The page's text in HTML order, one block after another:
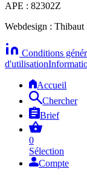
APE : 82302Z
Webdesign :
Conditions
d'utilisation
Accueil
Chercher
Brief
0
Sélection
Compte